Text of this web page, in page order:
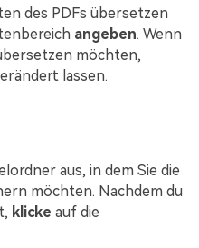
des PDFs übersetzen
angeben. Wenn
möchten,
lassen.
aus, in dem Sie die
möchten. Nachdem du
klicke auf die